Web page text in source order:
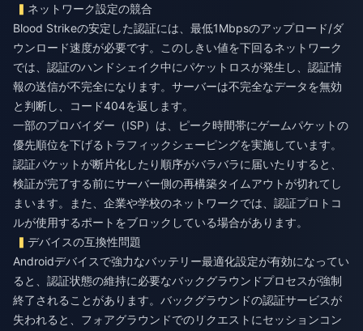
ネットワーク設定の競合
Blood Strikeの安定した認証には、最低1Mbpsのアップロード/ダ
ウンロード速度が必要です。このしきい値を下回るネットワーク
では、認証のハンドシェイク中にパケットロスが発生し、認証情
報の送信が不完全になります。サーバーは不完全なデータを無効
と判断し、コード404を返します。
一部のプロバイダー（ISP）は、ピーク時間帯にゲームパケットの
優先順位を下げるトラフィックシェーピングを実施しています。
認証パケットが断片化したり順序がバラバラに届いたりすると、
検証が完了する前にサーバー側の再構築タイムアウトが切れてし
まいます。また、企業や学校のネットワークでは、認証プロトコ
ルが使用するポートをブロックしている場合があります。
デバイスの互換性問題
Androidデバイスで強力なバッテリー最適化設定が有効になってい
ると、認証状態の維持に必要なバックグラウンドプロセスが強制
終了されることがあります。バックグラウンドの認証サービスが
失われると、フォアグラウンドでのリクエストにセッションコン